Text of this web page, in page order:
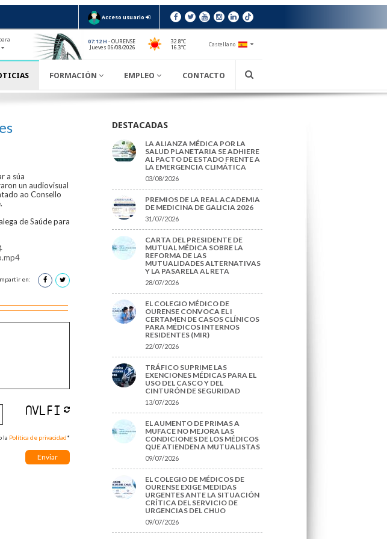
Acceso usuario
07:12 H - OURENSE
Jueves 06/08/2026
32.8ºC
16.3ºC
Castellano
FORMACIÓN EMPLEO CONTACTO
a súa
un audiovisual
ao Consello
de Saúde para
en:
la Política de privacidad*
DESTACADAS
LA ALIANZA MÉDICA POR LA
SALUD PLANETARIA SE ADHIERE
AL PACTO DE ESTADO FRENTE A
LA EMERGENCIA CLIMÁTICA
03/08/2026
PREMIOS DE LA REAL ACADEMIA
DE MEDICINA DE GALICIA 2026
31/07/2026
CARTA DEL PRESIDENTE DE
MUTUAL MÉDICA SOBRE LA
REFORMA DE LAS
MUTUALIDADES ALTERNATIVAS
Y LA PASARELA AL RETA
28/07/2026
EL COLEGIO MÉDICO DE
OURENSE CONVOCA EL I
CERTAMEN DE CASOS CLÍNICOS
PARA MÉDICOS INTERNOS
RESIDENTES (MIR)
22/07/2026
TRÁFICO SUPRIME LAS
EXENCIONES MÉDICAS PARA EL
USO DEL CASCO Y DEL
CINTURÓN DE SEGURIDAD
13/07/2026
EL AUMENTO DE PRIMAS A
MUFACE NO MEJORA LAS
CONDICIONES DE LOS MÉDICOS
QUE ATIENDEN A MUTUALISTAS
09/07/2026
EL COLEGIO DE MÉDICOS DE
OURENSE EXIGE MEDIDAS
URGENTES ANTE LA SITUACIÓN
CRÍTICA DEL SERVICIO DE
URGENCIAS DEL CHUO
09/07/2026